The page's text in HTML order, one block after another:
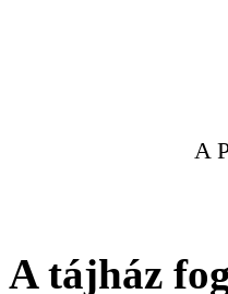
A
A tájház